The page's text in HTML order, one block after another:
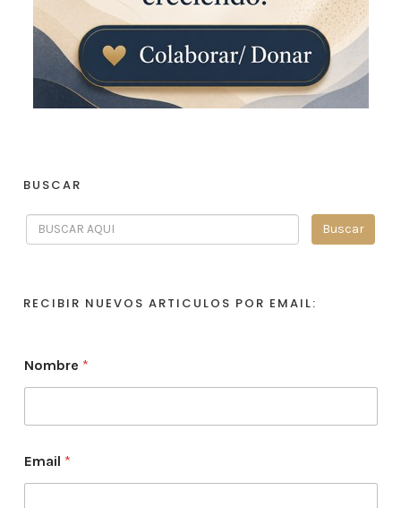
BUSCAR
RECIBIR NUEVOS ARTICULOS POR EMAIL:
Nombre *
Email *